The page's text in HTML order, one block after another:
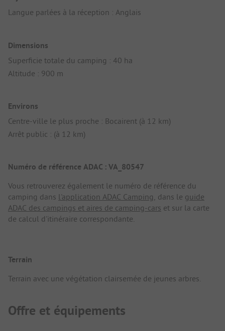
Langue parlées à la réception : Anglais
Dimensions
Superficie totale du camping : 40 ha
Altitude : 900 m
Environs
Centre-ville le plus proche : Bocairent (à 12 km)
Arrêt public : (à 12 km)
Numéro de référence ADAC : VA_80547
Vous retrouverez également le numéro de référence du
camping dans l'application ADAC Camping, dans le guide
ADAC des campings et aires de camping-cars et sur la carte
de calcul d'itinéraire correspondante.
Terrain
Terrain avec une végétation clairsemée de jeunes arbres.
Offre et équipements